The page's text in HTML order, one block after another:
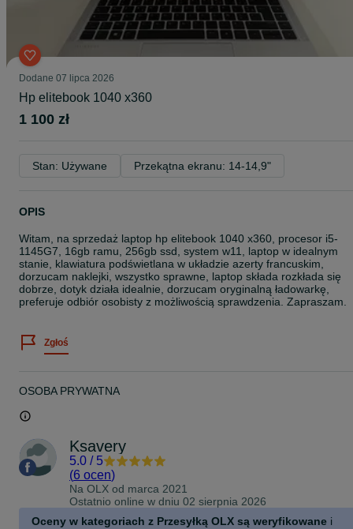
Dodane 07 lipca 2026
Hp elitebook 1040 x360
1 100 zł
Stan: Używane Przekątna ekranu: 14-14,9"
OPIS
Witam, na sprzedaż laptop hp elitebook 1040 x360, procesor i5-
1145G7, 16gb ramu, 256gb ssd, system w11, laptop w idealnym
stanie, klawiatura podświetlana w układzie azerty francuskim,
dorzucam naklejki, wszystko sprawne, laptop składa rozkłada się
dobrze, dotyk działa idealnie, dorzucam oryginalną ładowarkę,
preferuje odbiór osobisty z możliwością sprawdzenia. Zapraszam.
Zgłoś
OSOBA PRYWATNA
Ksavery
5.0 / 5
(6 ocen)
Na OLX od marca 2021
Ostatnio online w dniu 02 sierpnia 2026
Oceny w kategoriach z Przesyłką OLX są weryfikowane i